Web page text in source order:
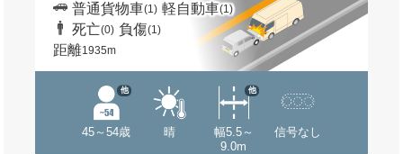
普通貨物車(1) 軽自動車(1)
死亡(0) 負傷(1)
距離1935m
45～54歳
他
晴
幅5.5～
9.0m
他
信号なし